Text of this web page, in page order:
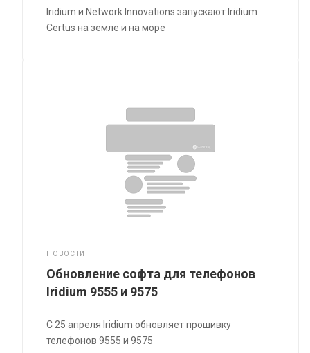
Iridium и Network Innovations запускают Iridium
Certus на земле и на море
НОВОСТИ
Обновление софта для телефонов
Iridium 9555 и 9575
С 25 апреля Iridium обновляет прошивку
телефонов 9555 и 9575